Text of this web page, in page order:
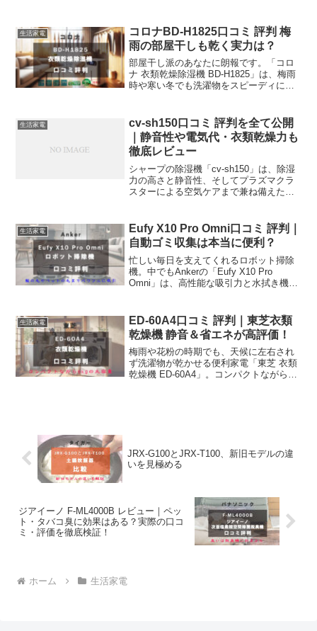
口コミを見てみると、以下のような声が
目立ちます。驚...
生活家電
コロナBD-H1825口コミ 評判 梅
雨の部屋干しも乾く実力は？
部屋干し派のあなたに朗報です。「コロ
ナ 衣類乾燥除湿機 BD-H1825」は、梅雨
時や寒い冬でも洗濯物をスピーディに乾
し、家族全員分の洗濯物も一気に乾かせ
ます。さ...
生活家電
cv-sh150口コミ 評判を全て公開
｜静音性や電気代・衣類乾燥力も
徹底レビュー
シャープの除湿機「cv-sh150」は、除湿
力の高さと静音性、そしてプラズマクラ
スターによる空気ケアまで兼ね備えた多
れるため、梅雨や冬の季節にも活躍しま
す。購入前に気に...
生活家電
Eufy X10 Pro Omni口コミ 評判｜
自動ゴミ収集は本当に便利？
忙しい毎日を支えてくれるロボット掃除
機。中でもAnkerの「Eufy X10 Pro
Omni」は、高性能な吸引力と水拭き機能
性も優れており、家事の負担を大きく減
らして...
生活家電
ED-60A4口コミ 評判｜東芝衣類
乾燥機 静音＆省エネが高評価！
梅雨や花粉の時期でも、天候に左右され
ず洗濯物が乾かせる便利家電「東芝 衣類
乾燥機 ED-60A4」。コンパクトながら
JRX-G100とJRX-T100、新旧モデルの違
いを見極める
ジアイーノ F-ML4000B レビュー｜ペッ
ト・タバコ臭に効果はある？実際の口コ
ミ・評価を徹底検証！
ホーム 生活家電